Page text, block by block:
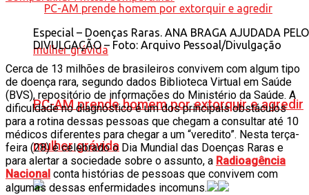
PC-AM prende homem por extorquir e agredir
mulher grávida
Especial – Doenças Raras. ANA BRAGA AJUDADA
DIVULGAÇÃO – Foto: Arquivo Pessoal/Divulgação
Cerca de 13 milhões de brasileiros convivem com algum tipo
de doença rara, segundo dados Biblioteca Virtual em Saúde
(BVS), repositório de informações do Ministério da Saúde. A
dificuldade no diagnóstico é um dos principais obstáculos
para a rotina dessas pessoas que chegam a consultar até 10
médicos diferentes para chegar a um “veredito”. Nesta terça-
feira (28) é celebrado o Dia Mundial das Doenças Raras e
para alertar a sociedade sobre o assunto, a Radioagência
Nacional conta histórias de pessoas que convivem com
algumas dessas enfermidades incomuns.